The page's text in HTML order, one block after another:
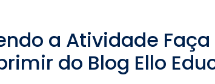
a Atividade
do Blog Ello